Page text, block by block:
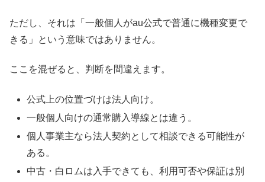
ただし、それは「一般個人がau公式で普通に機種変更で
きる」という意味ではありません。
ここを混ぜると、判断を間違えます。
公式上の位置づけは法人向け。
一般個人向けの通常購入導線とは違う。
個人事業主なら法人契約として相談できる可能性が
ある。
中古・白ロムは入手できても、利用可否や保証は別